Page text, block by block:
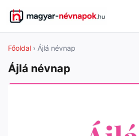
Főoldal › Ájlá névnap
Ájlá névnap